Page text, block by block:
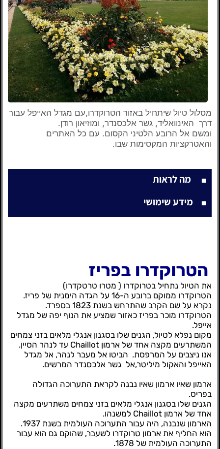
מסלול טיול שיתחיל באזור הטרוקדרו,עם מגדל האייפל עבור
דרך האינוואליד, גשר אלכסנדר, ומוזיאון רודן.
ומשם אל הרובע הלטיני הקסום. עם כל האתרים
והאטרקציות המקסימות שבו.
מה לראות
מידע שימושי
הטרוקדרו בפריז
את הטיול נתחיל בטרוקדרו ( מטרו טרטקדרו)
הטרוקדרו ממוקם ברובע ה-16 על הגדה הימנית של פריז.
נקרא על שם הקרב שהתרחש בשנת 1823 בספרד.
הטרוקדרו מוכר בפריז כאזור שמציע את הנוף יפה של מגדל
אייפל.
מקום נפלא לטיול, הגנים שלו בסגנון אנגלי מלאים בזני צמחים
המשתרעים מקצה אחד של ארמון Chaillot עד לנהר הסיין.
אנו ניצבים על המרפסת. הביטו אל מעבר לנהר, אל מגדל
האייפל והאקול מיליטר,אל גשר אלכסנדר המרשים.
ארמון שאיו ארמון שאיו נבנה לקראת התערוכה הגדולה
בפריס.
הגנים שלו בסגנון אנגלי מלאים בזני צמחים משתרעים מקצה
אחד של ארמון Chaillot למשנהו.
הארמון שנבנה, היה עבור התערוכה העולמית בשנת 1937.
הוא החליף את ארמון טרוקדרו לשעבר, שהוקם גם הוא עבור
התערוכה העולמית של 1878.